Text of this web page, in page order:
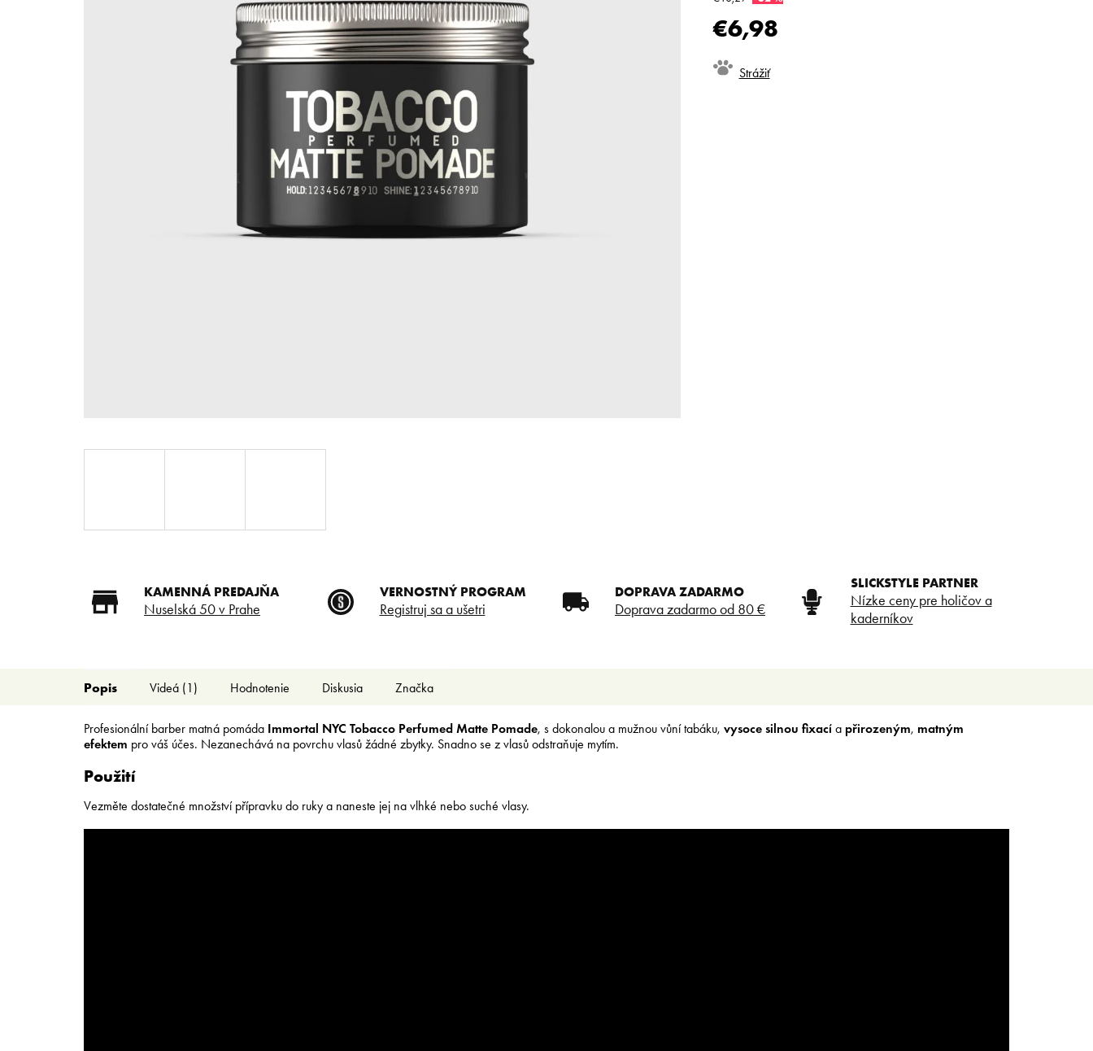
€6,98
Jednotková
cena:Strážiť
KAMENNÁ PREDAJŇA
Nuselská 50 v Prahe
VERNOSTNÝ PROGRAM
Registruj sa a ušetri
DOPRAVA ZADARMO
Doprava zadarmo od 80 €
SLICKSTYLE PARTNER
Nízke ceny pre holičov a
kaderníkov
Popis Videá (1) Hodnotenie Diskusia Značka
Profesionální barber matná pomáda Immortal NYC Tobacco Perfumed Matte Pomade, s dokonalou a mužnou vůní tabáku, vysoce silnou fixací a přirozeným, matným
efektem pro váš účes. Nezanechává na povrchu vlasů žádné zbytky. Snadno se z vlasů odstraňuje mytím.
Použití
Vezměte dostatečné množství přípravku do ruky a naneste jej na vlhké nebo suché vlasy.